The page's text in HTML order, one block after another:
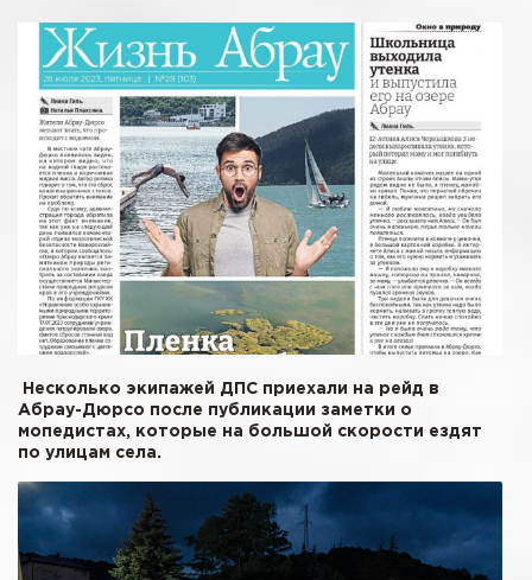
Несколько экипажей ДПС приехали на рейд в
Абрау-Дюрсо после публикации заметки о
мопедистах, которые на большой скорости ездят
по улицам села.